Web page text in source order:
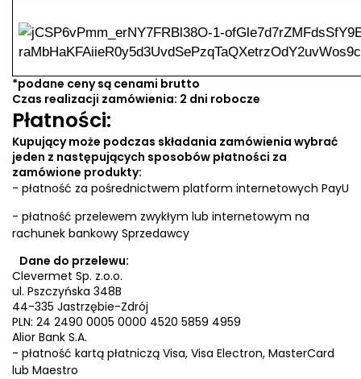
*podane ceny są cenami brutto
Czas realizacji zamówienia: 2 dni robocze
Płatności:
Kupujący może podczas składania zamówienia wybrać
jeden z następujących sposobów płatności za
zamówione produkty:
- płatność za pośrednictwem platform internetowych PayU
- płatność przelewem zwykłym lub internetowym na
rachunek bankowy Sprzedawcy
Dane do przelewu:
Clevermet Sp. z.o.o.
ul. Pszczyńska 348B
44-335 Jastrzębie-Zdrój
PLN: 24 2490 0005 0000 4520 5859 4959
Alior Bank S.A.
- płatność kartą płatniczą Visa, Visa Electron, MasterCard
lub Maestro